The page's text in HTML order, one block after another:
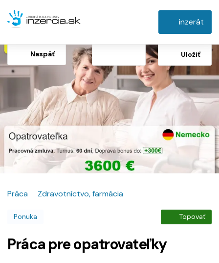
inzerát
Naspäť Uložiť
Práca Zdravotníctvo, farmácia
Ponuka Topovať
Práca pre opatrovateľky